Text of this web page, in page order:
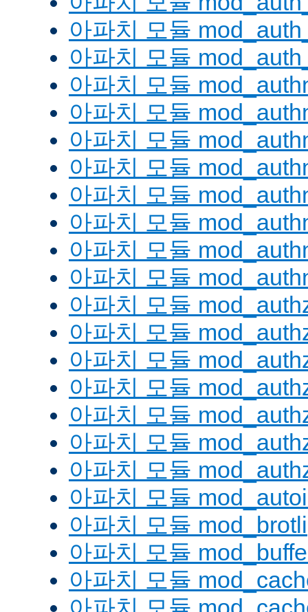
아파치 모듈
아파치 모듈
아파치 모듈
아파치 모듈
아파치 모듈
아파치 모듈
아파치 모듈
아파치 모듈
아파치 모듈
아파치 모듈
아파치 모듈
아파치 모듈
아파치 모듈
아파치 모듈
아파치 모듈
아파치 모듈
아파치 모듈
아파치 모듈
아파치 모듈 mod_brotli
아파치 모듈
아파치 모듈